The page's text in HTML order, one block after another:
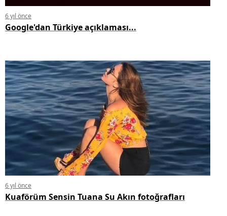
6 yıl önce
Google'dan Türkiye açıklaması...
6 yıl önce
Kuaförüm Sensin Tuana Su Akın fotoğrafları